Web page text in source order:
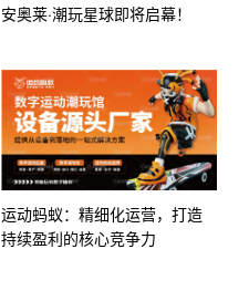
安奥莱·潮玩星球即将启幕！
运动蚂蚁：精细化运营，打造
持续盈利的核心竞争力